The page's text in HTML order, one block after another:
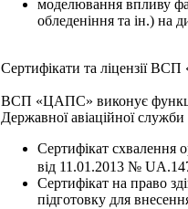
моделювання впливу
обледеніння та ін.) на
Сертифікати та ліцензії
ВСП «ЦАПС» виконує функції
Державної авіаційної
Сертифікат схвалення
від 11.01.2013 №
Сертифікат на право
підготовку для